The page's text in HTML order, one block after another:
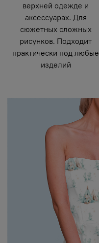
верхней одежде и
аксессуарах. Для
сюжетных сложных
рисунков. Подходит
практически под любые
изделий